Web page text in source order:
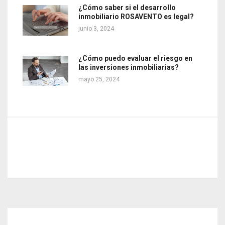
¿Cómo saber si el desarrollo
inmobiliario ROSAVENTO es legal?
junio 3, 2024
¿Cómo puedo evaluar el riesgo en
las inversiones inmobiliarias?
mayo 25, 2024